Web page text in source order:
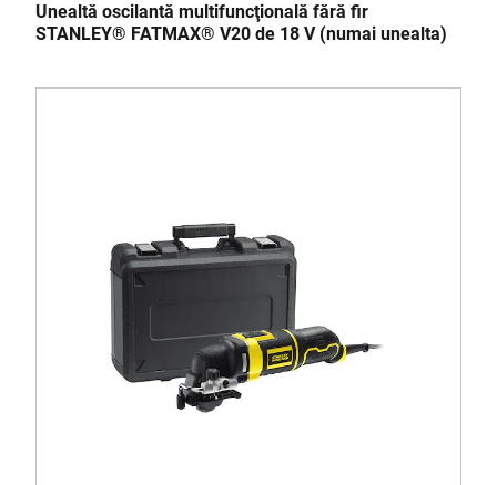
Unealtă oscilantă multifuncţională fără fir
STANLEY® FATMAX® V20 de 18 V (numai unealta)